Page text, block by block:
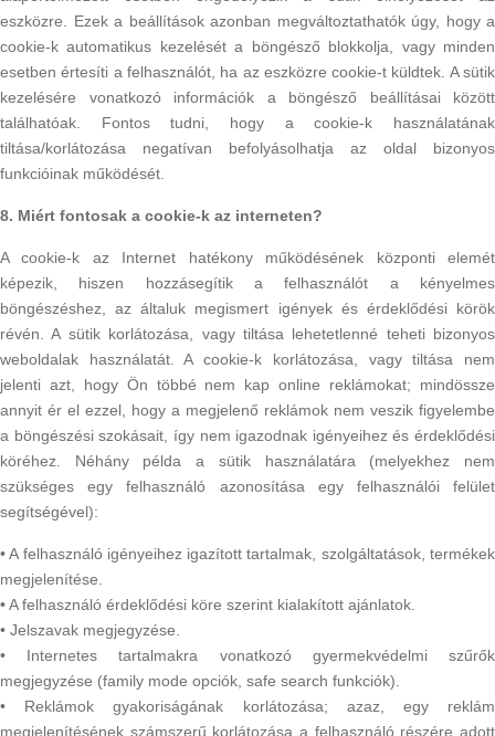
eszközre. Ezek a beállítások azonban megváltoztathatók úgy, hogy a
cookie-k automatikus kezelését a böngésző blokkolja, vagy minden
esetben értesíti a felhasználót, ha az eszközre cookie-t küldtek. A sütik
kezelésére vonatkozó információk a böngésző beállításai között
találhatóak. Fontos tudni, hogy a cookie-k használatának
tiltása/korlátozása negatívan befolyásolhatja az oldal bizonyos
funkcióinak működését.
8. Miért fontosak a cookie-k az interneten?
A cookie-k az Internet hatékony működésének központi elemét
képezik, hiszen hozzásegítik a felhasználót a kényelmes
böngészéshez, az általuk megismert igények és érdeklődési körök
révén. A sütik korlátozása, vagy tiltása lehetetlenné teheti bizonyos
weboldalak használatát. A cookie-k korlátozása, vagy tiltása nem
jelenti azt, hogy Ön többé nem kap online reklámokat; mindössze
annyit ér el ezzel, hogy a megjelenő reklámok nem veszik figyelembe
a böngészési szokásait, így nem igazodnak igényeihez és érdeklődési
köréhez. Néhány példa a sütik használatára (melyekhez nem
szükséges egy felhasználó azonosítása egy felhasználói felület
segítségével):
• A felhasználó igényeihez igazított tartalmak, szolgáltatások, termékek
megjelenítése.
• A felhasználó érdeklődési köre szerint kialakított ajánlatok.
• Jelszavak megjegyzése.
• Internetes tartalmakra vonatkozó gyermekvédelmi szűrők
megjegyzése (family mode opciók, safe search funkciók).
• Reklámok gyakoriságának korlátozása; azaz, egy reklám
megjelenítésének számszerű korlátozása a felhasználó részére adott